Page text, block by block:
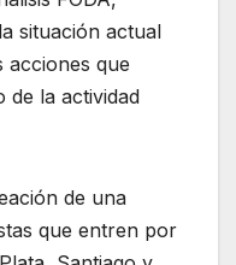
situación actual
acciones que
de la actividad
de una
que entren por